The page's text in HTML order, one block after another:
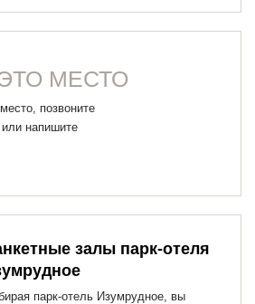
МЕСТО
позвоните
напишите
залы парк-отеля
парк-отель Изумрудное, вы